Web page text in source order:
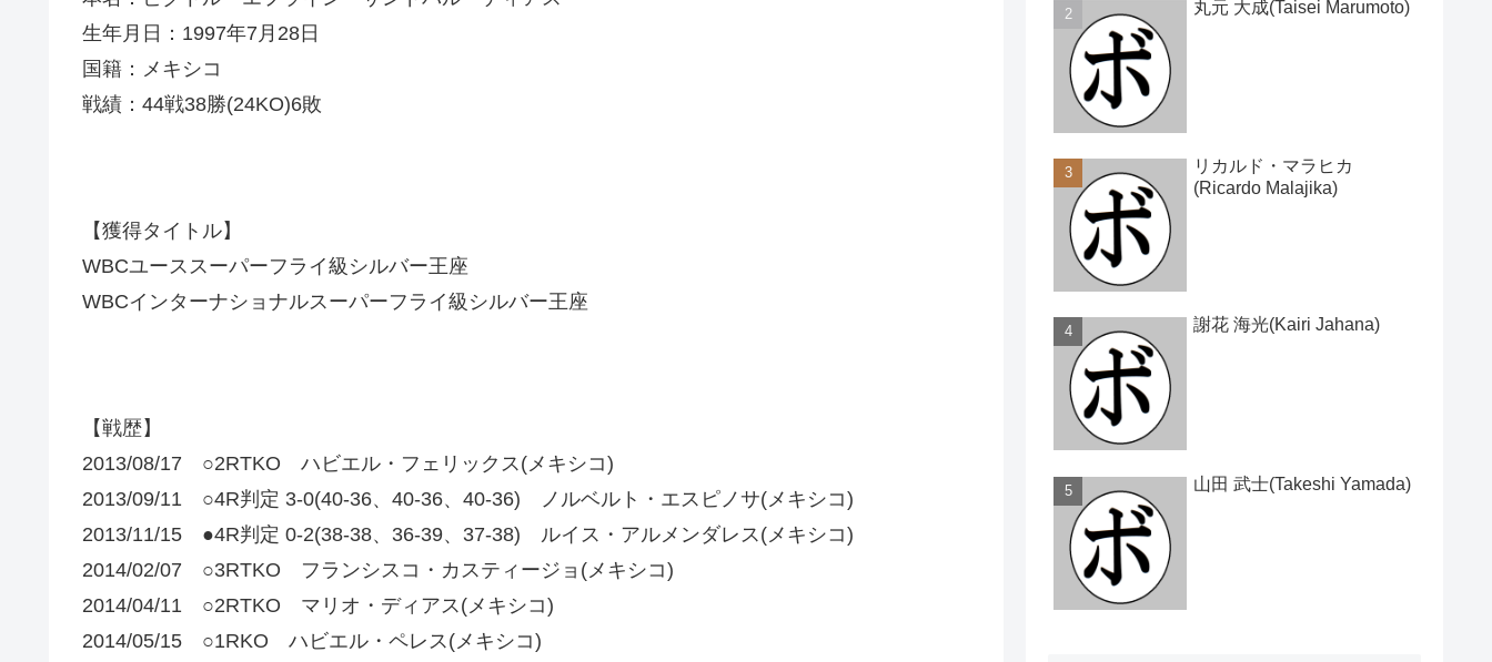
生年月日：1997年7月28日
国籍：メキシコ
戦績：44戦38勝(24KO)6敗
【獲得タイトル】
WBCユーススーパーフライ級シルバー王座
WBCインターナショナルスーパーフライ級シルバー王座
【戦歴】
2013/08/17 ○2RTKO ハビエル・フェリックス(メキシコ)
2013/09/11 ○4R判定 3-0(40-36、40-36、40-36) ノルベルト・エスピノサ(メキシコ)
2013/11/15 ●4R判定 0-2(38-38、36-39、37-38) ルイス・アルメンダレス(メキシコ)
2014/02/07 ○3RTKO フランシスコ・カスティージョ(メキシコ)
2014/04/11 ○2RTKO マリオ・ディアス(メキシコ)
2014/05/15 ○1RKO ハビエル・ペレス(メキシコ)
丸元 大成(Taisei Marumoto)
リカルド・マラヒカ
(Ricardo Malajika)
謝花 海光(Kairi Jahana)
山田 武士(Takeshi Yamada)